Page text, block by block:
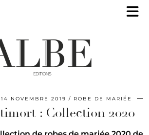
14 NOVEMBRE 2019 ROBE DE MARIÉE
: Collection 2020